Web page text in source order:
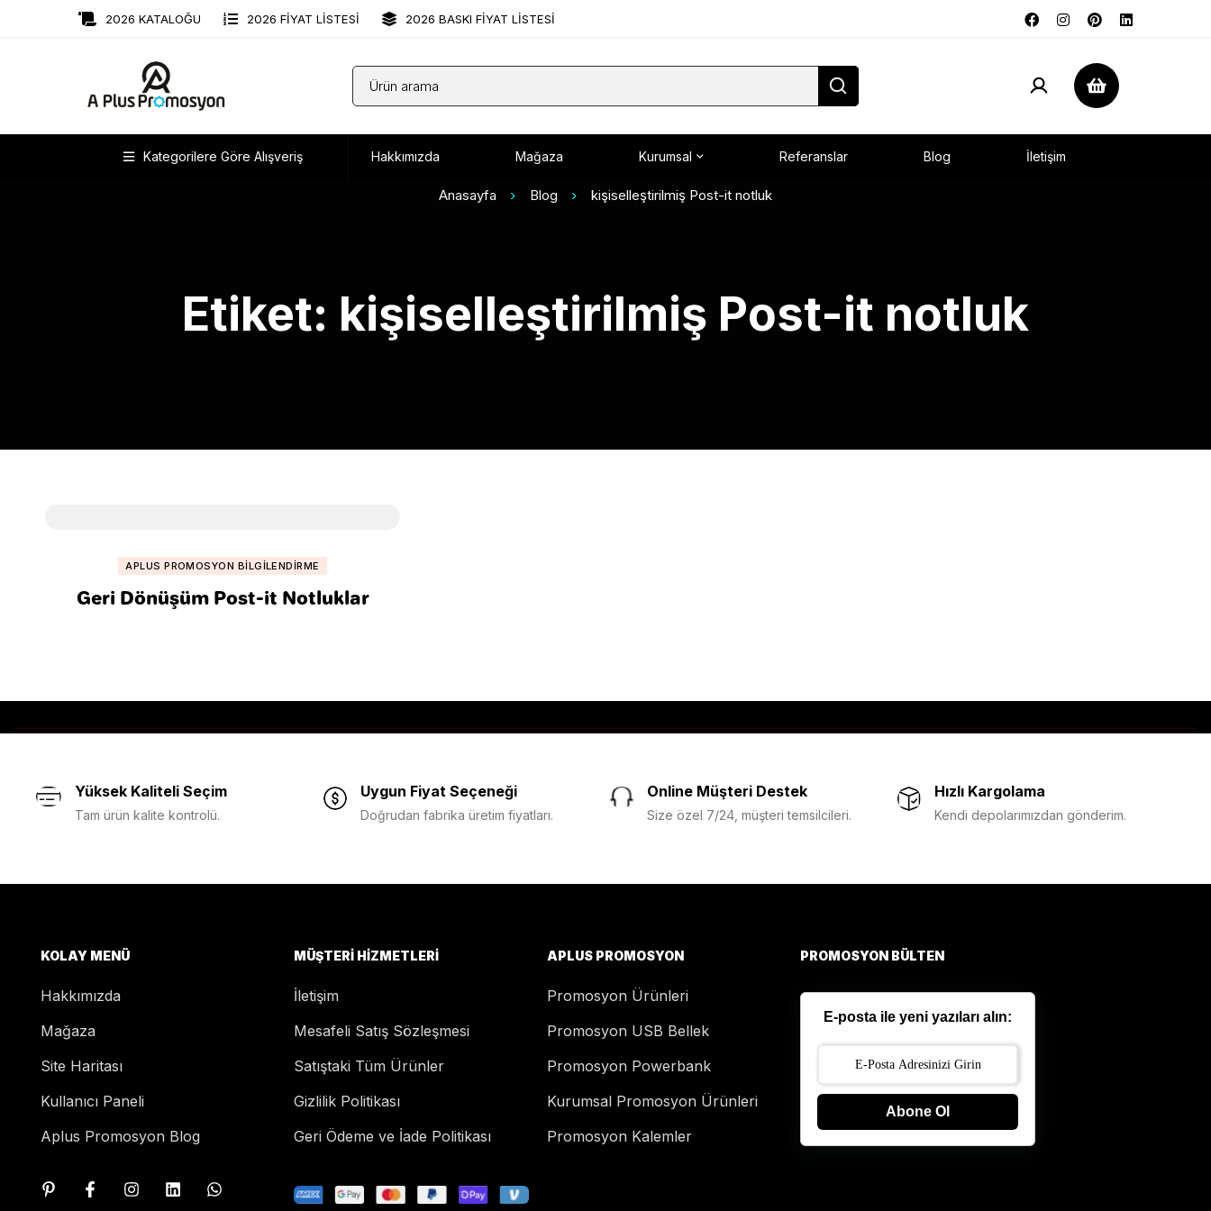
2026 KATALOĞU 2026 FİYAT LİSTESİ 2026 BASKI FİYAT LİSTESİ
Kategorilere Göre Alışveriş Hakkımızda Mağaza Kurumsal Referanslar Blog İletişim
Anasayfa Blog kişiselleştirilmiş Post-it notluk
Etiket: kişiselleştirilmiş Post-it notluk
APLUS PROMOSYON BILGILENDIRME
Geri Dönüşüm Post-it Notluklar
Yüksek Kaliteli Seçim
Tam ürün kalite kontrolü.
Uygun Fiyat Seçeneği
Doğrudan fabrika üretim fiyatları.
Online Müşteri Destek
Size özel 7/24, müşteri temsilcileri.
Hızlı Kargolama
Kendi depolarımızdan gönderim.
KOLAY MENÜ
Hakkımızda
Mağaza
Site Haritası
Kullanıcı Paneli
Aplus Promosyon Blog
MÜŞTERI HIZMETLERI
İletişim
Mesafeli Satış Sözleşmesi
Satıştaki Tüm Ürünler
Gizlilik Politikası
Geri Ödeme ve İade Politikası
APLUS PROMOSYON
Promosyon Ürünleri
Promosyon USB Bellek
Promosyon Powerbank
Kurumsal Promosyon Ürünleri
Promosyon Kalemler
PROMOSYON BÜLTEN
E-posta ile yeni yazıları alın:
Abone Ol